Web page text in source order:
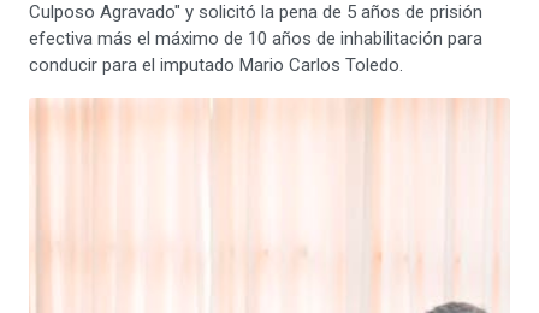
Culposo Agravado" y solicitó la pena de 5 años de prisión
efectiva más el máximo de 10 años de inhabilitación para
conducir para el imputado Mario Carlos Toledo.